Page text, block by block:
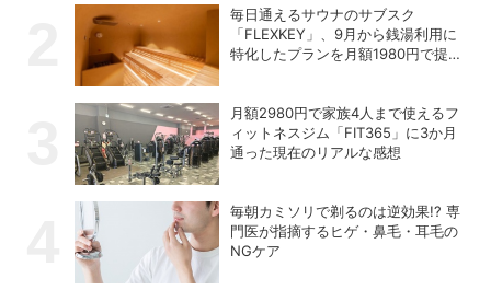
毎日通えるサウナのサブスク
「FLEXKEY」、9月から銭湯利用に
特化したプランを月額1980円で提供
月額2980円で家族4人まで使えるフ
ィットネスジム「FIT365」に3か月
通った現在のリアルな感想
毎朝カミソリで剃るのは逆効果!? 専
門医が指摘するヒゲ・鼻毛・耳毛の
NGケア